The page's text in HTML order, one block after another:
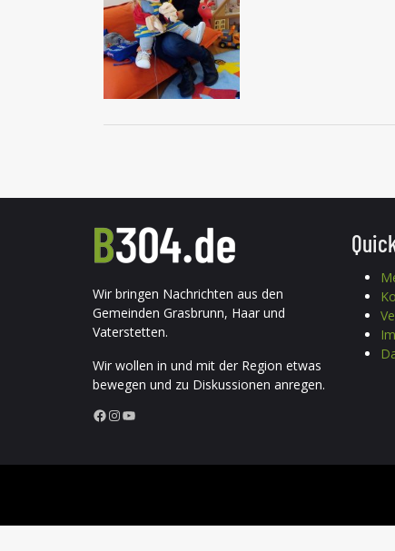
Wir bringen Nachrichten aus den
Gemeinden Grasbrunn, Haar und
Vaterstetten.
Wir wollen in und mit der Region etwas
bewegen und zu Diskussionen anregen.
Facebook InstagramYouTube